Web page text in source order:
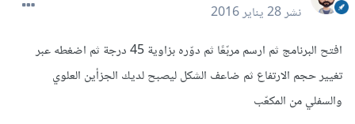
نشر28 يناير 2016
افتح البرنامج ثم ارسم مربّعًا ثم دوّره بزاوية 45 درجة ثم اضغطه عبر
تغيير حجم الارتفاع ثم ضاعف الشكل ليصبح لديك الجزأين العلوي
والسفلي من المكعّب